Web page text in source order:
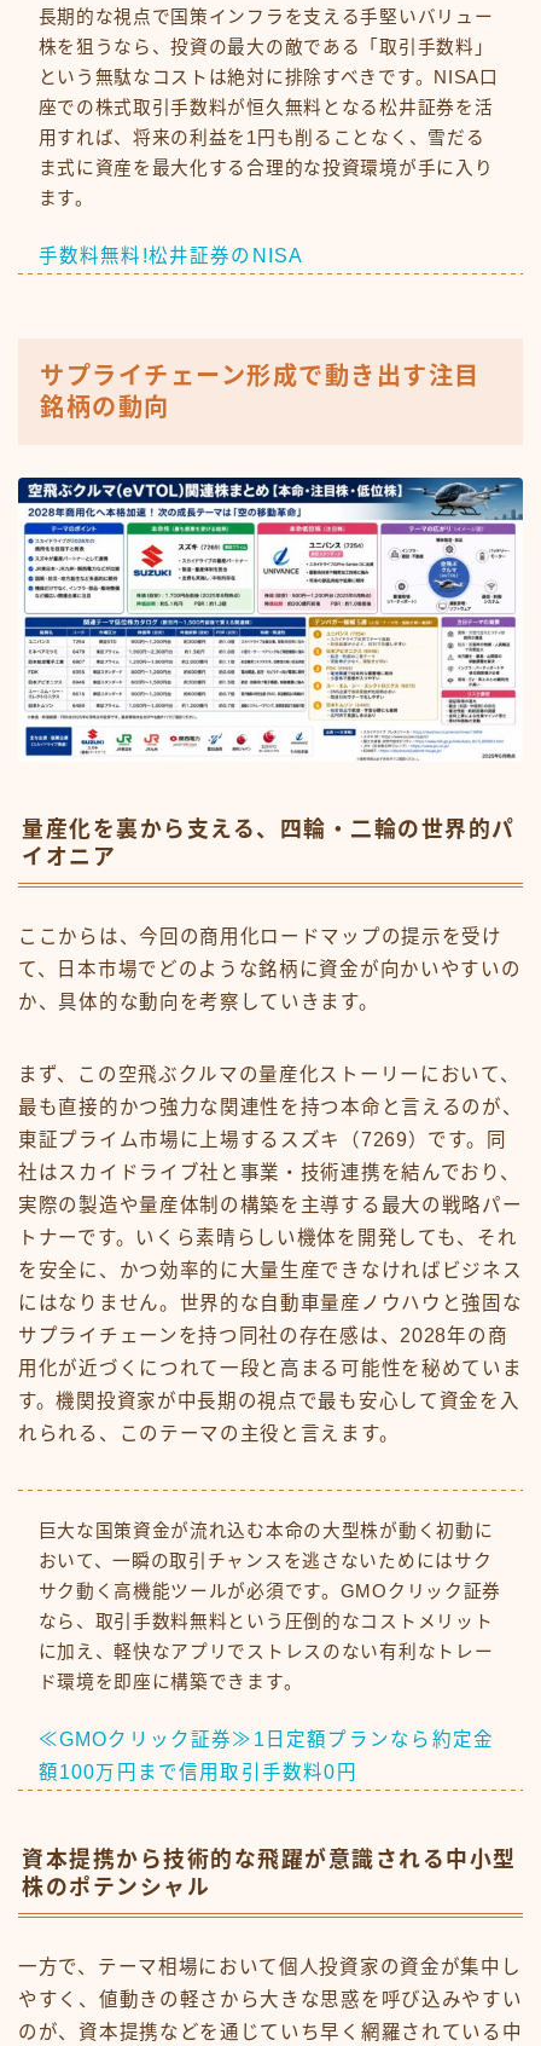
長期的な視点で国策インフラを支える手堅いバリュー
株を狙うなら、投資の最大の敵である「取引手数料」
という無駄なコストは絶対に排除すべきです。NISA口
座での株式取引手数料が恒久無料となる松井証券を活
用すれば、将来の利益を1円も削ることなく、雪だる
ま式に資産を最大化する合理的な投資環境が手に入り
ます。
手数料無料!松井証券のNISA
サプライチェーン形成で動き出す注目
銘柄の動向
量産化を裏から支える、四輪・二輪の世界的パ
イオニア
ここからは、今回の商用化ロードマップの提示を受け
て、日本市場でどのような銘柄に資金が向かいやすいの
か、具体的な動向を考察していきます。
まず、この空飛ぶクルマの量産化ストーリーにおいて、
最も直接的かつ強力な関連性を持つ本命と言えるのが、
東証プライム市場に上場するスズキ（7269）です。同
社はスカイドライブ社と事業・技術連携を結んでおり、
実際の製造や量産体制の構築を主導する最大の戦略パー
トナーです。いくら素晴らしい機体を開発しても、それ
を安全に、かつ効率的に大量生産できなければビジネス
にはなりません。世界的な自動車量産ノウハウと強固な
サプライチェーンを持つ同社の存在感は、2028年の商
用化が近づくにつれて一段と高まる可能性を秘めていま
す。機関投資家が中長期の視点で最も安心して資金を入
れられる、このテーマの主役と言えます。
巨大な国策資金が流れ込む本命の大型株が動く初動に
おいて、一瞬の取引チャンスを逃さないためにはサク
サク動く高機能ツールが必須です。GMOクリック証券
なら、取引手数料無料という圧倒的なコストメリット
に加え、軽快なアプリでストレスのない有利なトレー
ド環境を即座に構築できます。
≪GMOクリック証券≫1日定額プランなら約定金
額100万円まで信用取引手数料0円
資本提携から技術的な飛躍が意識される中小型
株のポテンシャル
一方で、テーマ相場において個人投資家の資金が集中し
やすく、値動きの軽さから大きな思惑を呼び込みやすい
のが、資本提携などを通じていち早く網羅されている中